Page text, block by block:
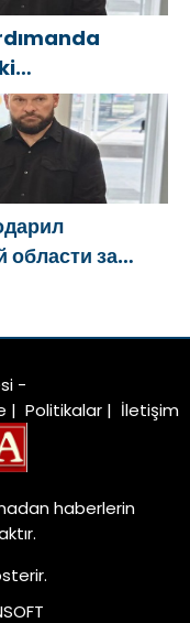
etti
области за
-
| Politikalar | İletişim
haberlerin